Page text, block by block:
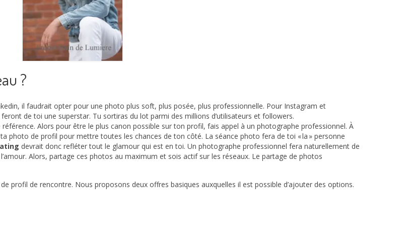
?
il faudrait opter pour une photo plus soft, plus posée, plus professionnelle. Pour Instagram et
de toi une superstar. Tu sortiras du lot parmi des millions d’utilisateurs et followers.
Alors pour être le plus canon possible sur ton profil, fais appel à un photographe professionnel. À
photo de profil pour mettre toutes les chances de ton côté. La séance photo fera de toi « la » personne
devrait donc refléter tout le glamour qui est en toi. Un photographe professionnel fera naturellement de
Alors, partage ces photos au maximum et sois actif sur les réseaux. Le partage de photos
profil de rencontre. Nous proposons deux offres basiques auxquelles il est possible d’ajouter des options.